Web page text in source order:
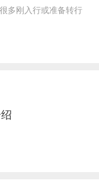
多刚入行或准备转行